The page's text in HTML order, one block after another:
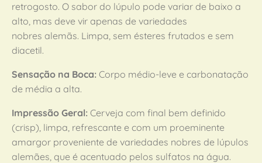
retrogosto. O sabor do lúpulo pode variar de baixo a
alto, mas deve vir apenas de variedades
nobres alemãs. Limpa, sem ésteres frutados e sem
diacetil.
Sensação na Boca: Corpo médio-leve e carbonatação
de média a alta.
Impressão Geral: Cerveja com final bem definido
(crisp), limpa, refrescante e com um proeminente
amargor proveniente de variedades nobres de lúpulos
alemães, que é acentuado pelos sulfatos na água.